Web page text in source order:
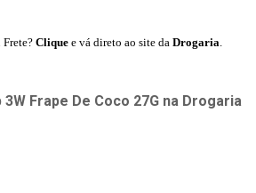
Frete? Clique e vá direto ao site da Drogaria.
Frape De Coco 27G na Drogaria